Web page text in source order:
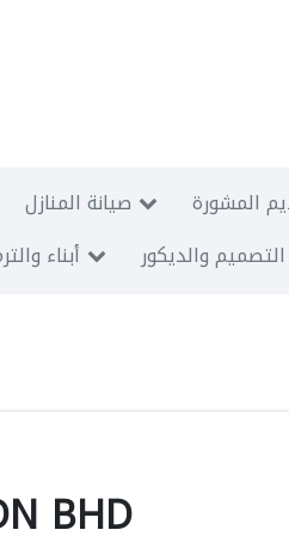
صيانة المنازل المشورة
أبناء التصميم والديكور
BHD